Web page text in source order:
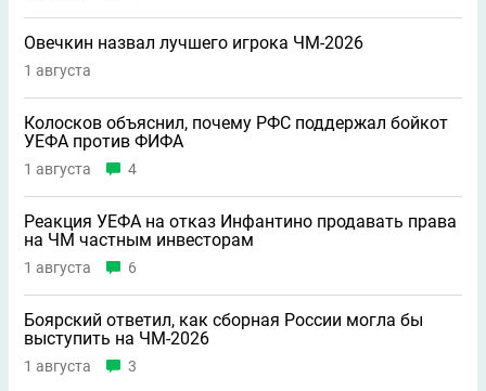
Овечкин назвал лучшего игрока ЧМ-2026
1 августа
Колосков объяснил, почему РФС поддержал бойкот
УЕФА против ФИФА
1 августа 4
Реакция УЕФА на отказ Инфантино продавать права
на ЧМ частным инвесторам
1 августа 6
Боярский ответил, как сборная России могла бы
выступить на ЧМ-2026
1 августа 3